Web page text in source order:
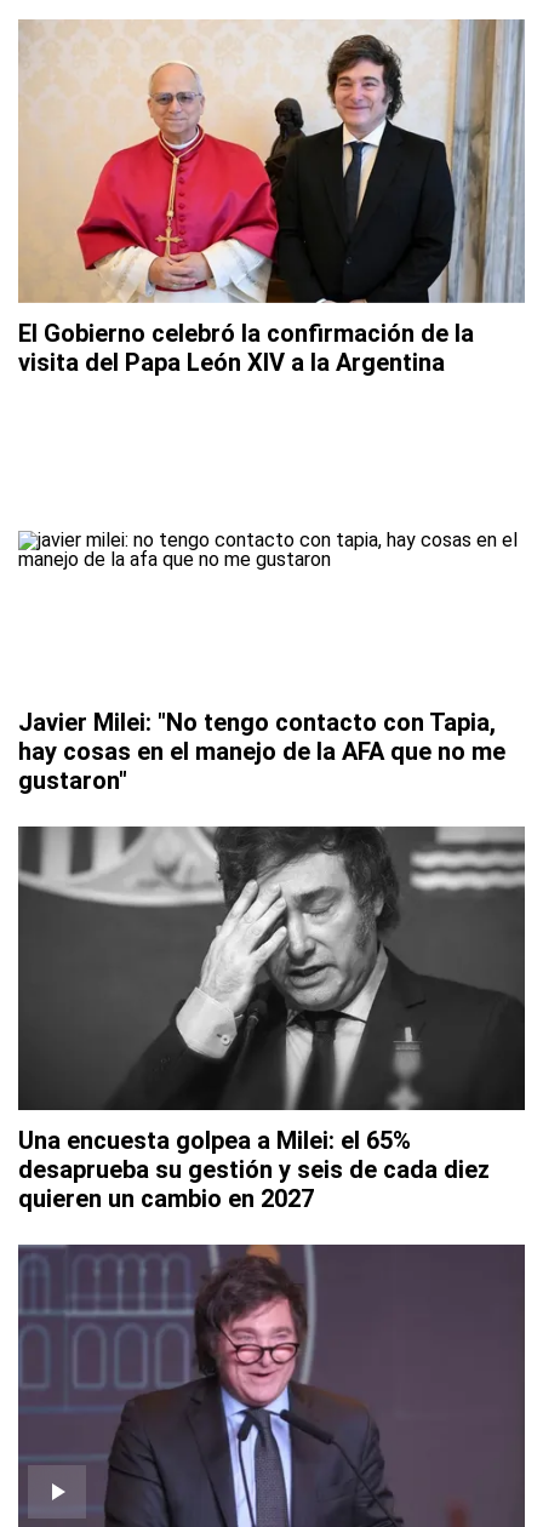
El Gobierno celebró la confirmación de la
visita del Papa León XIV a la Argentina
Javier Milei: "No tengo contacto con Tapia,
hay cosas en el manejo de la AFA que no me
gustaron"
Una encuesta golpea a Milei: el 65%
desaprueba su gestión y seis de cada diez
quieren un cambio en 2027